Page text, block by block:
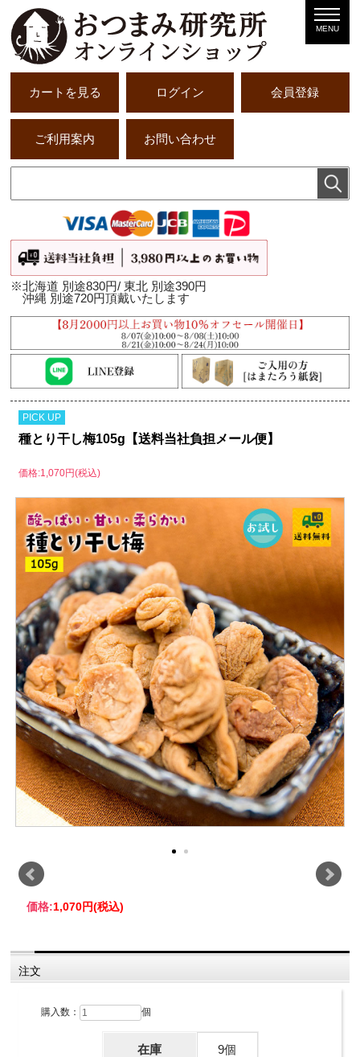
MENU
カートを見る ログイン 会員登録
ご利用案内 お問い合わせ
※北海道 別途830円/ 東北 別途390円
沖縄 別途720円頂戴いたします
PICK UP
種とり干し梅105g【送料当社負担メール便】
価格:1,070円(税込)
価格:1,070円(税込)
注文
購入数： 個
在庫 9個